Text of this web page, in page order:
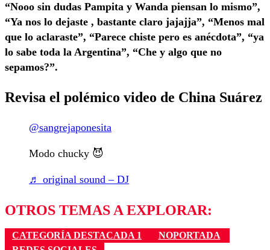
“Nooo sin dudas Pampita y Wanda piensan lo mismo”,
“Ya nos lo dejaste , bastante claro jajajja”, “Menos mal
que lo aclaraste”, “Parece chiste pero es anécdota”, “ya
lo sabe toda la Argentina”, “Che y algo que no
sepamos?”.
Revisa el polémico video de China Suárez
@sangrejaponesita
Modo chucky 😈
♬ original sound – DJ
OTROS TEMAS A EXPLORAR:
CATEGORÍA DESTACADA 1
NOPORTADA